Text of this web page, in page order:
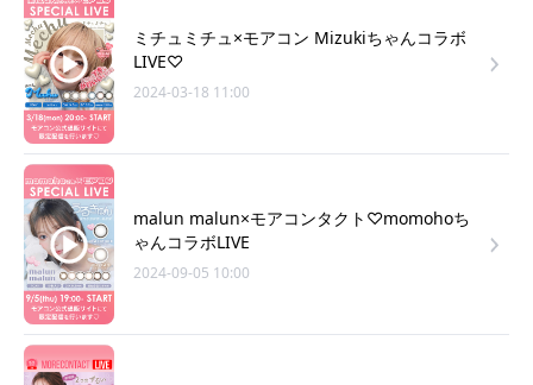
ミチュミチュ×モアコン Mizukiちゃんコラボ
LIVE♡
2024-03-18 11:00
malun malun×モアコンタクト♡momohoち
ゃんコラボLIVE
2024-09-05 10:00